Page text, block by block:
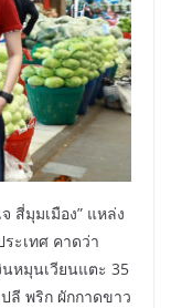
สี่มุมเมือง” แหล่ง
ะเทศ คาดว่า
หมุนเวียนแตะ 35
ลี พริก ผักกาดขาว